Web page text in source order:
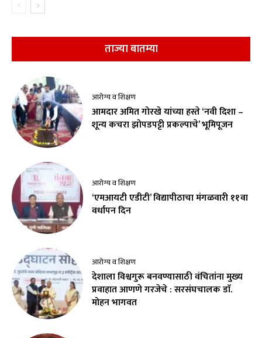
ताज्या बातम्या
आरोग्य व शिक्षण
आमदार अमित गोरखे यांच्या हस्ते ‘नवी दिशा –
शून्य कचरा झोपडपट्टी प्रकल्पाचे’ भूमिपूजन
आरोग्य व शिक्षण
‘एमआयटी एडीटी’ विद्यापीठाचा मंगळवारी ११वा
वर्धापन दिन
आरोग्य व शिक्षण
देशाला विश्वगुरू बनवण्यासाठी वंचितांना मुख्य
प्रवाहात आणणे गरजेचे : सरसंघचालक डाॅ.
मोहन भागवत